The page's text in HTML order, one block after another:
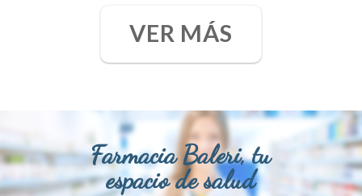
VER MÁS
Farmacia Baleri, tu
espacio de salud